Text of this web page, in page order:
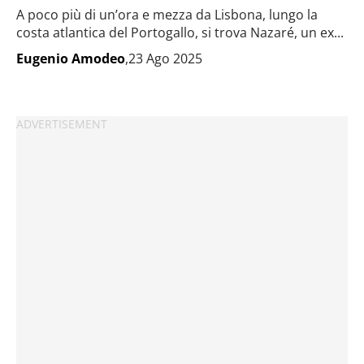
A poco più di un’ora e mezza da Lisbona, lungo la
costa atlantica del Portogallo, si trova Nazaré, un ex...
Eugenio Amodeo,23 Ago 2025